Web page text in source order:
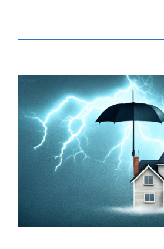
Hundekrankenversicherung
Berufsunfähigkeitsversicherung
Weitere Tarifvergleiche
Hilfe und Kontakt
grösseres
Bild